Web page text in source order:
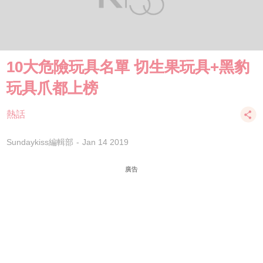
10大危險玩具名單 切生果玩具+黑豹
玩具爪都上榜
熱話
Sundaykiss編輯部 Jan 14 2019
廣告